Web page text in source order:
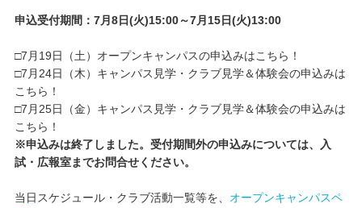
申込受付期間：7月8日(火)15:00～7月15日(火)13:00
□7月19日（土）オープンキャンパスの申込みはこちら！
□7月24日（木）キャンパス見学・クラブ見学＆体験会の申込みは
こちら！
□7月25日（金）キャンパス見学・クラブ見学＆体験会の申込みは
こちら！
※申込みは終了しました。受付期間外の申込みについては、入
試・広報室までお問合せください。
当日スケジュール・クラブ活動一覧等を、 オープンキャンパスペ